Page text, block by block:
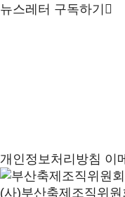
뉴스레터 구독하기
개인정보처리방침 이
(사)부산축제조직위원